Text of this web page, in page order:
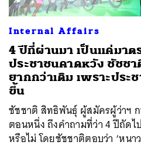
Internal Affairs
4 ปีที่ผ่านมา เป็นแค่มาต
ประชาชนคาดหวัง ชัชช
ยากกว่าเดิม เพราะประ
ขึ้น
ชัชชาติ สิทธิพันธุ์ ผู้สมัครผู้ว่าฯ
ตอนหนึ่ง ถึงคำถามที่ว่า 4 ปีถัดไป
หรือไม่ โดยชัชชาติตอบว่า ‘หนา